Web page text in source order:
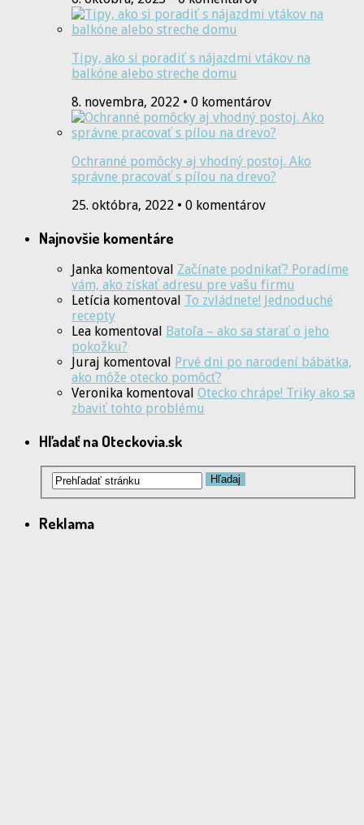
Tipy, ako si poradiť s nájazdmi vtákov na
balkóne alebo streche domu
8. novembra, 2022 • 0 komentárov
Ochranné pomôcky aj vhodný postoj. Ako
správne pracovať s pílou na drevo?
25. októbra, 2022 • 0 komentárov
Najnovšie komentáre
Janka komentoval Začínate podnikať? Poradíme
vám, ako získať adresu pre vašu firmu
Letícia komentoval To zvládnete! Jednoduché
recepty
Lea komentoval
Batoľa – ako sa starať o jeho
pokožku?
Juraj komentoval
Prvé dni po narodení bábätka,
ako môže otecko pomôcť?
Veronika komentoval Otecko chrápe! Triky ako sa
zbaviť tohto problému
Hľadať na Oteckovia.sk
Reklama